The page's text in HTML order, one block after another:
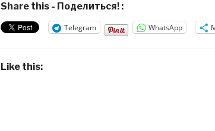
Share this - Поделиться! :
Telegram WhatsApp
Like this: